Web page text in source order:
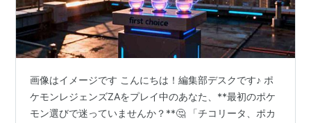
画像はイメージです こんにちは！編集部デスクです♪ ポ
ケモンレジェンズZAをプレイ中のあなた、**最初のポケ
モン選びで迷っていませんか？**🤔 「チコリータ、ポカ